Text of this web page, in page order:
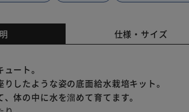
仕様・サイズ
ート。
したような姿の底面給水栽培キット。
体の中に水を溜めて育てます。